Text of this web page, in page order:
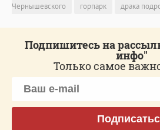
Чернышевского
горпарк драка
Подпишитесь на
инфо"
Только самое